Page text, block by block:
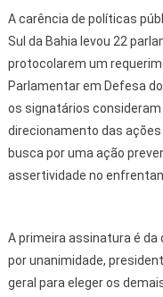
A carência de políticas
Sul da Bahia levou 22
protocolarem um
Parlamentar em Defesa
os signatários
direcionamento das ações
busca por uma ação
assertividade no
A primeira assinatura é da
por unanimidade,
geral para eleger os